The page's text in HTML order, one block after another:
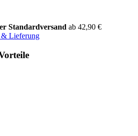
Standardversand ab 42,90 €
& Lieferung